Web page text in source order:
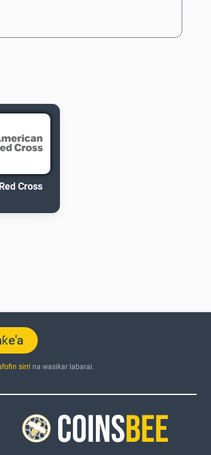
Cross
sirri na wasiƙar labarai.